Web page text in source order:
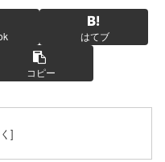
はてブ
コピー